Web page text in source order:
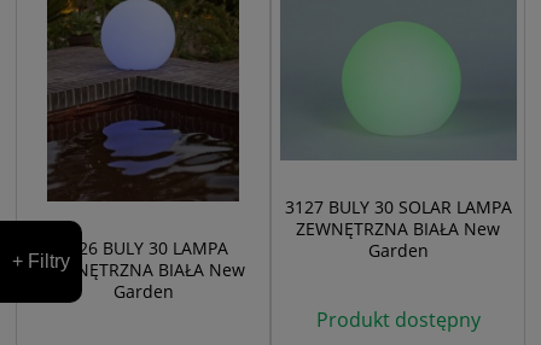
3126 BULY 30 LAMPA
ZEWNĘTRZNA BIAŁA New
Garden
3127 BULY 30 SOLAR LAMPA
ZEWNĘTRZNA BIAŁA New
Garden
Produkt dostępny
+ Filtry